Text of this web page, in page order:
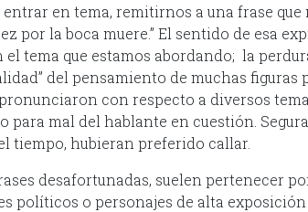
en tema, remitirnos a una frase
por la boca muere.” El sentido de esa
tema que estamos abordando; la
del pensamiento de muchas figuras
con respecto a diversos
para mal del hablante en cuestión.
tiempo, hubieran preferido callar.
desafortunadas, suelen pertenecer
políticos o personajes de alta